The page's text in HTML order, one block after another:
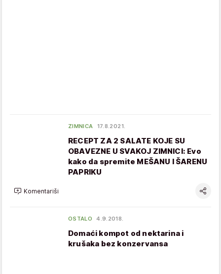
ZIMNICA 17.8.2021.
RECEPT ZA 2 SALATE KOJE SU
OBAVEZNE U SVAKOJ ZIMNICI: Evo
kako da spremite MEŠANU I ŠARENU
PAPRIKU
Komentariši
OSTALO 4.9.2018.
Domaći kompot od nektarina i
krušaka bez konzervansa